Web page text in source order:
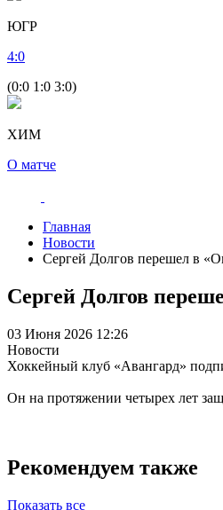
ЮГР
4:0
(0:0 1:0 3:0)
ХИМ
О матче
Главная
Новости
Сергей Долгов перешел в
Сергей Долгов
03 Июня 2026 12:26
Новости
️Хоккейный клуб «Авангард»
Он на протяжении четырех лет
Рекомендуем также
Показать все